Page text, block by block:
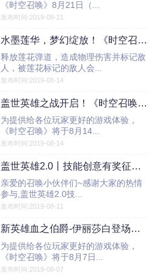
《时空召唤》8月21日（...
发布时间:2019-08-21
水墨莲华，梦幻绽放！《时空召唤》陈灵唯美梦幻皮肤曼妙登场！
释放莲花弹道，造成物理伤害并标记敌
人，被莲花标记的敌人会...
发布时间:2019-08-14
盖世英雄之战开启！《时空召唤》8月14日更新公告
为提供给各位玩家更好的游戏体验，
《时空召唤》将于8月14...
发布时间:2019-08-14
盖世英雄2.0丨技能创意有奖征集结果公布，一起来观吧！
亲爱的召唤小伙伴们~感谢大家的热情
参与,盖世英雄2.0技...
发布时间:2019-08-11
新英雄血之伯爵-伊丽莎白登场！《时空召唤》8月7日更新公告
为提供给各位玩家更好的游戏体验，
《时空召唤》将于8月7日...
发布时间:2019-08-07